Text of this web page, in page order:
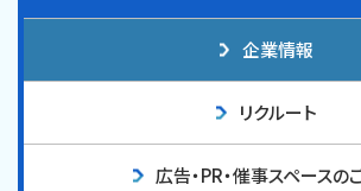
企業情報
リクルート
広告・PR・催事スペースの